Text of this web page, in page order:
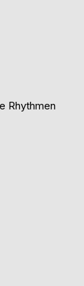
Rhythmen